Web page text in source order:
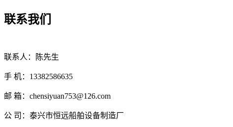
联系我们
联系人：陈先生
手 机：13382586635
邮 箱：chensiyuan753@126.com
公 司：泰兴市恒远船舶设备制造厂